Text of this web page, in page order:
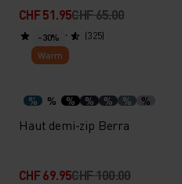
CHF 51.95CHF 65.00
(325)
-30%
Warm
% % % % % % %
Haut demi-zip Berra
CHF 69.95CHF 100.00